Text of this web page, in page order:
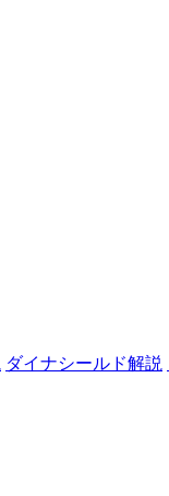
ダイナシールド解説